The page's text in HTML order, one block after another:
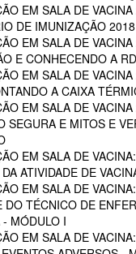
EM SALA DE
DE IMUNIZAÇÃO 2018
EM SALA DE
E CONHECENDO A
EM SALA DE
A CAIXA
EM SALA DE
SEGURA E MITOS E
EM SALA DE
ATIVIDADE DE
EM SALA DE
DO TÉCNICO DE
- MÓDULO I
EM SALA DE